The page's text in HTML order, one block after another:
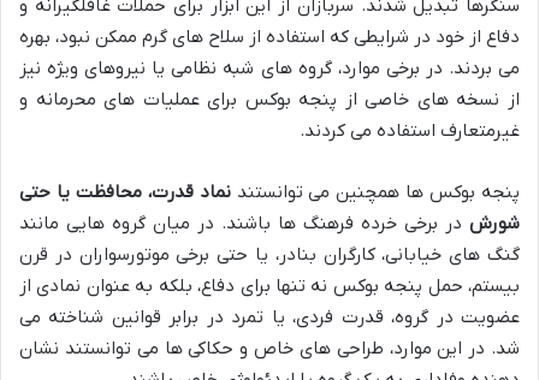
سنگرها تبدیل شدند. سربازان از این ابزار برای حملات غافلگیرانه و
دفاع از خود در شرایطی که استفاده از سلاح های گرم ممکن نبود، بهره
می بردند. در برخی موارد، گروه های شبه نظامی یا نیروهای ویژه نیز
از نسخه های خاصی از پنجه بوکس برای عملیات های محرمانه و
غیرمتعارف استفاده می کردند.
پنجه بوکس ها همچنین می توانستندنماد قدرت، محافظت یا حتی
شورش در برخی خرده فرهنگ ها باشند. در میان گروه هایی مانند
گنگ های خیابانی، کارگران بنادر، یا حتی برخی موتورسواران در قرن
بیستم، حمل پنجه بوکس نه تنها برای دفاع، بلکه به عنوان نمادی از
عضویت در گروه، قدرت فردی، یا تمرد در برابر قوانین شناخته می
شد. در این موارد، طراحی های خاص و حکاکی ها می توانستند نشان